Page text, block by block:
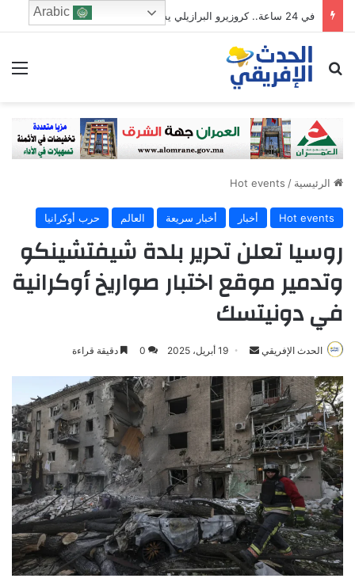
في 24 ساعة.. كروزيرو البرازيلي يستعير 3 لاعبين من الدوري السعودي في صفقة غير مسبوقة
ابحث عن
الرئيسية /
Hot events
Hot events أخبار أخبار سريعة العالم حرب أوكرانيا
روسيا تعلن تحرير بلدة شيفتشينكو
وتدمير موقع اختبار صواريخ أوكرانية
في دونيتسك
الحدث الإفريقي
n
d
a
n
e
m
a
i
l
19 أبريل، 2025 0 دقيقة قراءة
Arabic